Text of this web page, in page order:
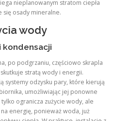
nieplanowanym stratom ciepła
osady mineralne.
wody
kondensacji
po podgrzaniu, częściowo skrapla
stratą wody i energii.
systemy odzysku pary, które kierują
umożliwiając jej ponowne
ogranicza zużycie wody, ale
energię, ponieważ woda, już